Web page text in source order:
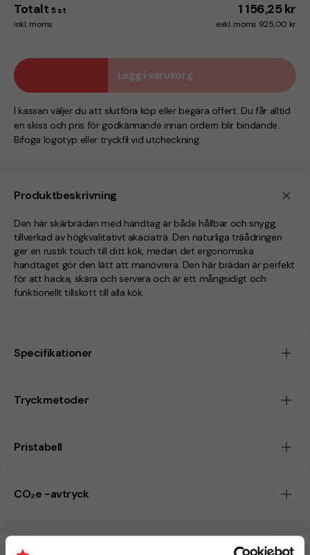
Produktbeskrivning
Den här skärbrädan med handtag är både hållbar och snygg,
tillverkad av högkvalitativt akaciaträ. Den naturliga träådringen
ger en rustik touch till ditt kök, medan det ergonomiska
handtaget gör den lätt att manövrera. Den här brädan är perfekt
för att hacka, skära och servera och är ett mångsidigt och
funktionellt tillskott till alla kök.
Specifikationer
Tryckmetoder
Pristabell
CO₂e -avtryck
Totalt 5 st 1 156,25 kr
inkl. moms exkl. moms 925,00 kr
Lägg i varukorg
I kassan väljer du att slutföra köp eller begära offert. Du får alltid
en skiss och pris för godkännande innan ordern blir bindande.
Bifoga logotyp eller tryckfil vid utcheckning.
6 arbetsdagar